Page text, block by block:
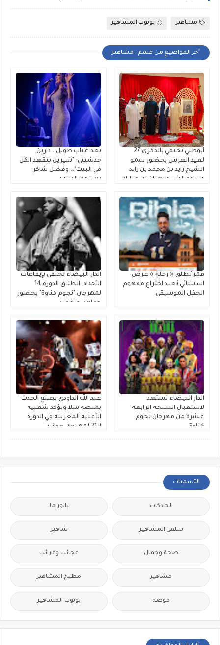
مشاهير يوتوب المشاهير
أخر المواضيع من قسم : مشاهير
أبوظبي تحتفي بالذكرى 27
لعيد العرش بحضور سمو
الشيخ زايد بن محمد بن زايد
وسمو الشيخ نهيان بن مبارك
بعد غياب طويل.. دارين
حدشيتي: "شيرين بتقعد الكل
في البيت".. وفضل شاكر
يستحق البراءة
قمر يُطلق « رحلة » عرضٌ
استثنائي يُعيد اختراع مفهوم
الحفل الموسيقي
الدار البيضاء تحتفي بإيقاعات
الأجداد: انطلاق الدورة 14
لمهرجان "نجوم كناوة" بحضور
جماهيري غفير
الدار البيضاء تستعد
لاستقبال النسخة الرابعة
عشرة من مهرجان نجوم
كناوة
عبد الله الداودي يصنع الحدث
بمنصة سلا ويؤكد شعبية
الأغنية المغربية في الدورة
الـ21 لمهرجان موازين
التسميات
الحادكات بانوراما
سلفي المشاهير شاهير
صحة وجمال عجائب وغرائب
مشاهير مطبخ المشاهير
موضة يوتوب المشاهير